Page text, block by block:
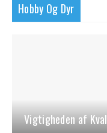
Hobby Og Dyr
Vigtigheden af